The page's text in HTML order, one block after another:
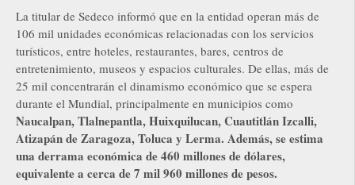
La titular de Sedeco informó que en la entidad operan más de
106 mil unidades económicas relacionadas con los servicios
turísticos, entre hoteles, restaurantes, bares, centros de
entretenimiento, museos y espacios culturales. De ellas, más de
25 mil concentrarán el dinamismo económico que se espera
durante el Mundial, principalmente en municipios como
Naucalpan, Tlalnepantla, Huixquilucan, Cuautitlán Izcalli,
Atizapán de Zaragoza, Toluca y Lerma. Además, se estima
una derrama económica de 460 millones de dólares,
equivalente a cerca de 7 mil 960 millones de pesos.